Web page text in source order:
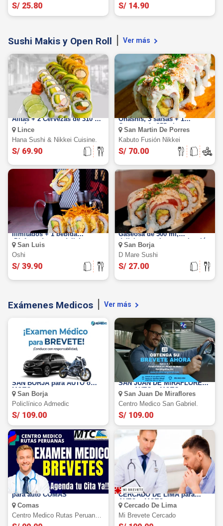
S/ 25.80 S/ 14.90
Sushi Makis y Open Roll Ver más
PARA 2: 50 cortes de makis +
Alitas + 2 Cervezas de 310 ml
y más
Lince
Hana Sushi & Nikkei Cuisine.
S/ 69.90
MAKIS: 60 cortes de makis, 3
Ohashis, 3 salsas + 1
Gaseosa de 355ml
San Martin De Porres
Kabuto Fusión Nikkei
S/ 70.00
Barra Libre de Makis: Makis
Ilimitados + 1 bebida
¡Disfruta de esta deliciosa
oferta!
San Luis
Oshi
S/ 39.90
MAKIS: 30 Cortes de Makis +
Gaseosa de 500 ml,
deliciosos sabores a elección
San Borja
D Mare Sushi
S/ 27.00
Exámenes Medicos Ver más
Examen médico para brevete
SAN BORJA para AUTO o
MOTO
San Borja
Policlínico Admedic
S/ 109.00
Examen Medico para brevete
SAN JUAN DE MIRAFLORES
para AUTO o MOTO
San Juan De Miraflores
Centro Medico San Gabriel.
S/ 109.00
Examen Médico para Brevete
para auto COMAS
Comas
Centro Medico Rutas Peruanas
Sac
Examen Médico para Brevete
CERCADO DE LIMA para
AUTO o MOTO
Cercado De Lima
Mi Brevete Cercado